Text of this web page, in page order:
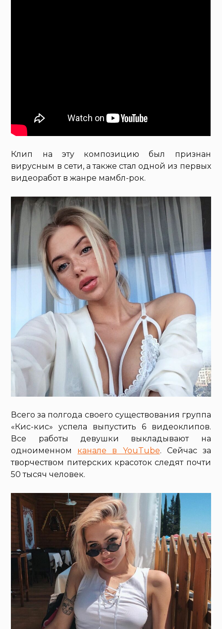
Клип на эту композицию был признан
вирусным в сети, а также стал одной из первых
видеоработ в жанре мамбл-рок.
Всего за полгода своего существования группа
«Кис-кис» успела выпустить 6 видеоклипов.
Все работы девушки выкладывают на
одноименном канале в YouTube. Сейчас за
творчеством питерских красоток следят почти
50 тысяч человек.